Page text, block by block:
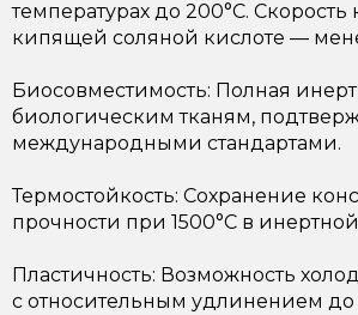
температурах до 200°C.
кипящей соляной кислоте —
Биосовместимость: Полная
биологическим тканям,
международными стандартами.
Термостойкость: Сохранение
прочности при 1500°C в
Пластичность: Возможность
с относительным удлинением до